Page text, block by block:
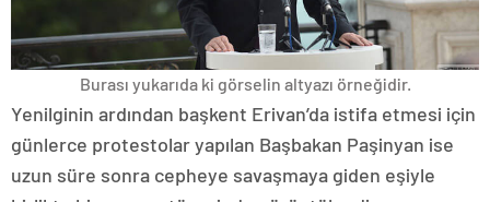
Burası yukarıda ki görselin altyazı örneğidir.
Yenilginin ardından başkent Erivan’da istifa etmesi için
günlerce protestolar yapılan Başbakan Paşinyan ise
uzun süre sonra cepheye savaşmaya giden eşiyle